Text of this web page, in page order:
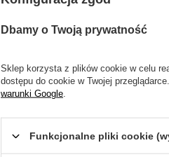
Dbamy o Twoją prywatność
Sklep korzysta z plików cookie w celu
dostępu do cookie w Twojej
warunki Google
Funkcjonalne pliki cookie